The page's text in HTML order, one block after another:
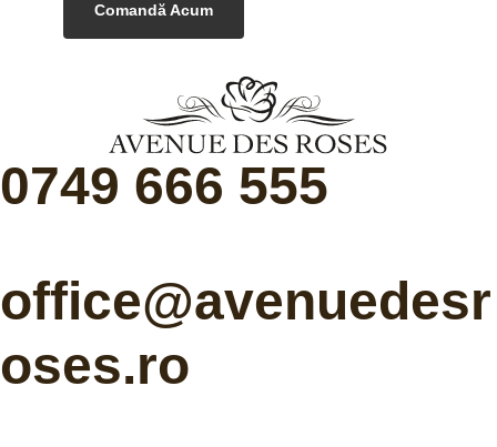
Comandă Acum
0749 666 555
office@avenuedesr
oses.ro